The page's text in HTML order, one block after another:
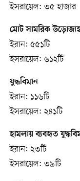
ইসরায়েল: ৩৫ হাজার
মোট সামরিক
ইরান: ৫৫১টি
ইসরায়েল: ৬১২টি
যুদ্ধবিমান
ইরান: ১১৬টি
ইসরায়েল: ২৪১টি
হামলায় ব্যবহৃত
ইরান: ২৩টি
ইসরায়েল: ৩৯টি